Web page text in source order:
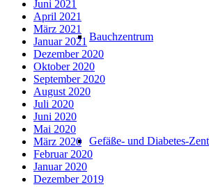
Bauchzentrum
Gefäße- und Diabetes-
Juni 2021
April 2021
März 2021
Januar 2021
Dezember 2020
Oktober 2020
September 2020
August 2020
Juli 2020
Juni 2020
Mai 2020
März 2020
Februar 2020
Januar 2020
Dezember 2019